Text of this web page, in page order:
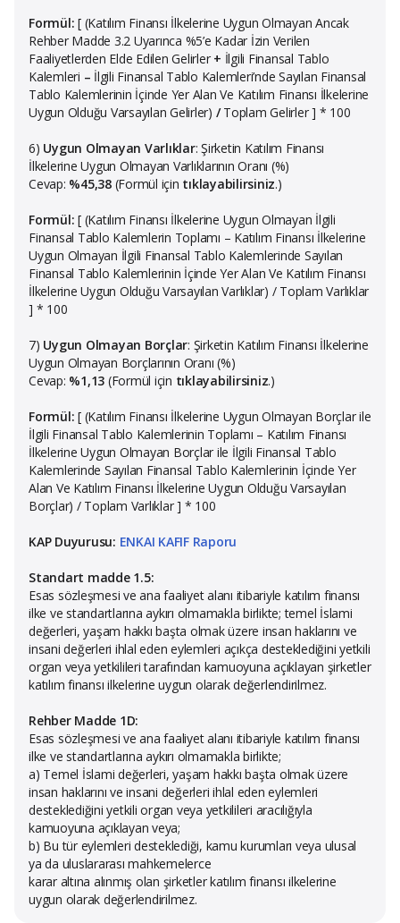
Formül: [ (Katılım Finansı İlkelerine Uygun Olmayan Ancak
Rehber Madde 3.2 Uyarınca %5’e Kadar İzin Verilen
Faaliyetlerden Elde Edilen Gelirler + İlgili Finansal Tablo
Kalemleri – İlgili Finansal Tablo Kalemleri’nde Sayılan Finansal
Tablo Kalemlerinin İçinde Yer Alan Ve Katılım Finansı İlkelerine
Uygun Olduğu Varsayılan Gelirler) /Toplam Gelirler ] * 100
6) Uygun Olmayan Varlıklar: Şirketin Katılım Finansı
İlkelerine Uygun Olmayan Varlıklarının Oranı (%)
Cevap: %45,38(Formül için tıklayabilirsiniz.)
Formül: [ (Katılım Finansı İlkelerine Uygun Olmayan İlgili
Finansal Tablo Kalemlerin Toplamı – Katılım Finansı İlkelerine
Uygun Olmayan İlgili Finansal Tablo Kalemlerinde Sayılan
Finansal Tablo Kalemlerinin İçinde Yer Alan Ve Katılım Finansı
İlkelerine Uygun Olduğu Varsayılan Varlıklar) / Toplam Varlıklar
] * 100
7) Uygun Olmayan Borçlar: Şirketin Katılım Finansı İlkelerine
Uygun Olmayan Borçlarının Oranı (%)
Cevap: %1,13 (Formül için tıklayabilirsiniz.)
Formül: [ (Katılım Finansı İlkelerine Uygun Olmayan Borçlar ile
İlgili Finansal Tablo Kalemlerinin Toplamı – Katılım Finansı
İlkelerine Uygun Olmayan Borçlar ile İlgili Finansal Tablo
Kalemlerinde Sayılan Finansal Tablo Kalemlerinin İçinde Yer
Alan Ve Katılım Finansı İlkelerine Uygun Olduğu Varsayılan
Borçlar) / Toplam Varlıklar ] * 100
KAP Duyurusu: ENKAI KAFIF Raporu
Standart madde 1.5:
Esas sözleşmesi ve ana faaliyet alanı itibariyle katılım finansı
ilke ve standartlarına aykırı olmamakla birlikte; temel İslami
değerleri, yaşam hakkı başta olmak üzere insan haklarını ve
insani değerleri ihlal eden eylemleri açıkça desteklediğini yetkili
organ veya yetkilileri tarafından kamuoyuna açıklayan şirketler
katılım finansı ilkelerine uygun olarak değerlendirilmez.
Rehber Madde 1D:
Esas sözleşmesi ve ana faaliyet alanı itibariyle katılım finansı
ilke ve standartlarına aykırı olmamakla birlikte;
a) Temel İslami değerleri, yaşam hakkı başta olmak üzere
insan haklarını ve insani değerleri ihlal eden eylemleri
desteklediğini yetkili organ veya yetkilileri aracılığıyla
kamuoyuna açıklayan veya;
b) Bu tür eylemleri desteklediği, kamu kurumları veya ulusal
ya da uluslararası mahkemelerce
karar altına alınmış olan şirketler katılım finansı ilkelerine
uygun olarak değerlendirilmez.